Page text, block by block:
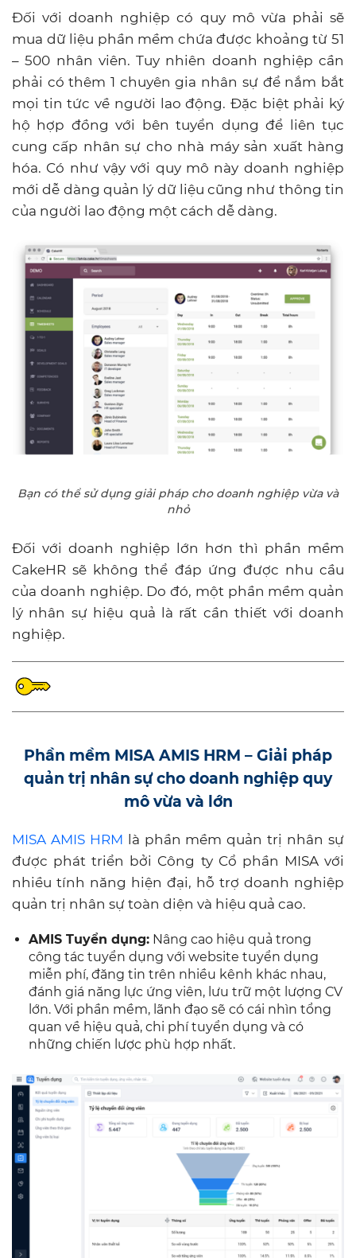
Đối với doanh nghiệp có quy mô vừa phải sẽ
mua dữ liệu phần mềm chứa được khoảng từ 51
– 500 nhân viên. Tuy nhiên doanh nghiệp cần
phải có thêm 1 chuyên gia nhân sự để nắm bắt
mọi tin tức về người lao động. Đặc biệt phải ký
hộ hợp đồng với bên tuyển dụng để liên tục
cung cấp nhân sự cho nhà máy sản xuất hàng
hóa. Có như vậy với quy mô này doanh nghiệp
mới dễ dàng quản lý dữ liệu cũng như thông tin
của người lao động một cách dễ dàng.
Bạn có thể sử dụng giải pháp cho doanh nghiệp vừa và
nhỏ
Đối với doanh nghiệp lớn hơn thì phần mềm
CakeHR sẽ không thể đáp ứng được nhu cầu
của doanh nghiệp. Do đó, một phần mềm quản
lý nhân sự hiệu quả là rất cần thiết với doanh
nghiệp.
Phần mềm MISA AMIS HRM – Giải pháp
quản trị nhân sự cho doanh nghiệp quy
mô vừa và lớn
MISA AMIS HRM là phần mềm quản trị nhân sự
được phát triển bởi Công ty Cổ phần MISA với
nhiều tính năng hiện đại, hỗ trợ doanh nghiệp
quản trị nhân sự toàn diện và hiệu quả cao.
AMIS Tuyển dụng: Nâng cao hiệu quả trong
công tác tuyển dụng với website tuyển dụng
miễn phí, đăng tin trên nhiều kênh khác nhau,
đánh giá năng lực ứng viên, lưu trữ một lượng CV
lớn. Với phần mềm, lãnh đạo sẽ có cái nhìn tổng
quan về hiệu quả, chi phí tuyển dụng và có
những chiến lược phù hợp nhất.